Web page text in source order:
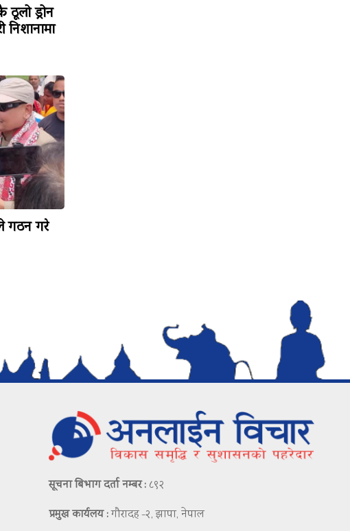
ड्रोन
गठन गरे
सूचना बिभाग दर्ता नम्बर : ८९२
प्रमुख कार्यलय :गौरादह -२, झापा, नेपाल